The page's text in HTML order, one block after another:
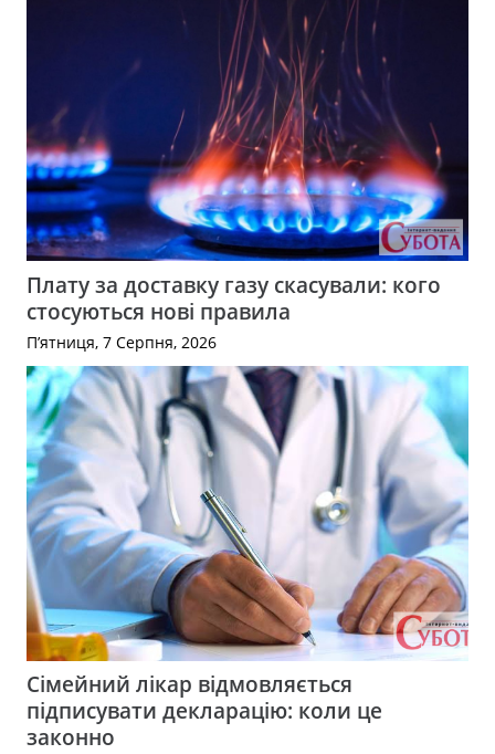
Плату за доставку газу скасували: кого
стосуються нові правила
П’ятниця, 7 Серпня, 2026
Сімейний лікар відмовляється
підписувати декларацію: коли це
законно